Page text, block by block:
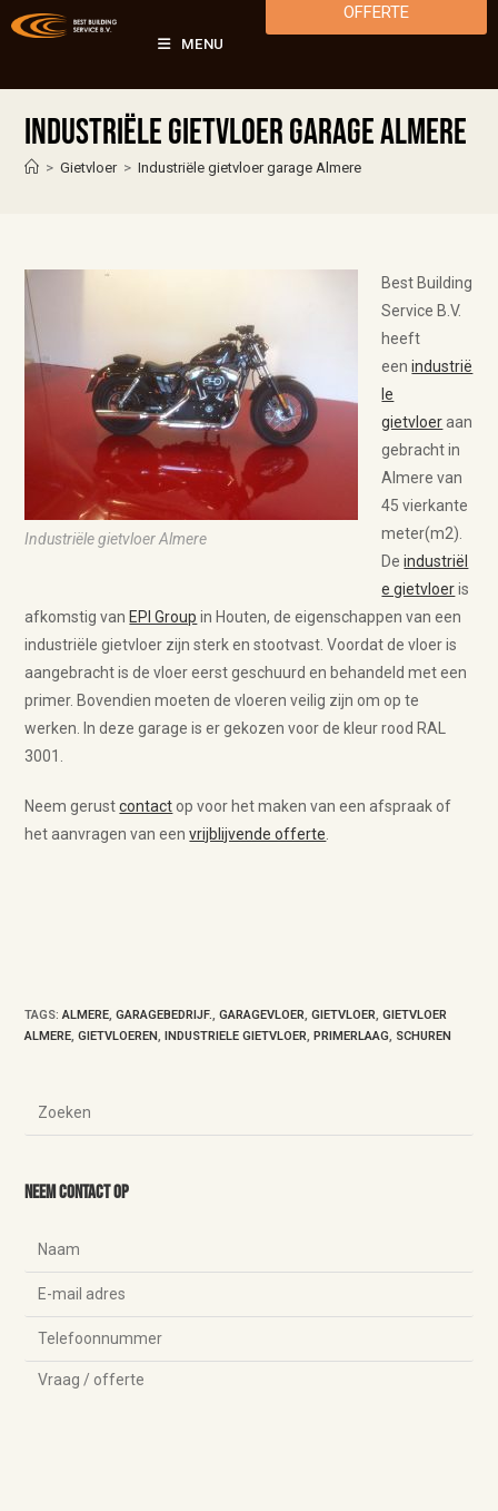
MENU
OFFERTE
Industriële gietvloer garage Almere
> Gietvloer > Industriële gietvloer garage Almere
Industriële gietvloer Almere
Best Building
Service B.V.
heeft
eenindustrië
le
gietvloeraan
gebracht in
Almere van
45 vierkante
meter(m2).
Deindustriël
e gietvloeris
afkomstig van EPI Group in Houten, de eigenschappen van een
industriële gietvloer zijn sterk en stootvast. Voordat de vloer is
aangebracht is de vloer eerst geschuurd en behandeld met een
primer. Bovendien moeten de vloeren veilig zijn om op te
werken. In deze garage is er gekozen voor de kleur rood RAL
3001.
Neem gerustcontactop voor het maken van een afspraak of
het aanvragen van eenvrijblijvende offerte
TAGS:ALMERE, GARAGEBEDRIJF., GARAGEVLOER, GIETVLOER, GIETVLOER
ALMERE, GIETVLOEREN, INDUSTRIELE GIETVLOER, PRIMERLAAG, SCHUREN
Neem contact op